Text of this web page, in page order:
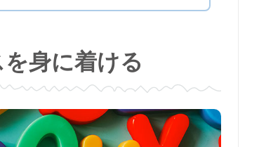
身に着ける
ィンパーティ 2026!
さん！
子供と保護者のための楽しいアクティビテ
ィを詰め込んだハロウィンパーティーを準
備してお待ちしています。家族みんなで仮